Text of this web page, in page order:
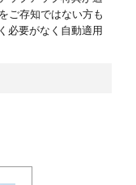
ご存知ではない方も
必要がなく自動適用